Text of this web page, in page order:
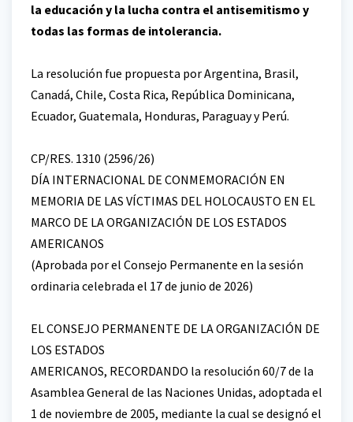
la educación y la lucha contra el antisemitismo y
todas las formas de intolerancia.
La resolución fue propuesta por Argentina, Brasil,
Canadá, Chile, Costa Rica, República Dominicana,
Ecuador, Guatemala, Honduras, Paraguay y Perú.
CP/RES. 1310 (2596/26)
DÍA INTERNACIONAL DE CONMEMORACIÓN EN
MEMORIA DE LAS VÍCTIMAS DEL HOLOCAUSTO EN EL
MARCO DE LA ORGANIZACIÓN DE LOS ESTADOS
AMERICANOS
(Aprobada por el Consejo Permanente en la sesión
ordinaria celebrada el 17 de junio de 2026)
EL CONSEJO PERMANENTE DE LA ORGANIZACIÓN DE
LOS ESTADOS
AMERICANOS, RECORDANDO la resolución 60/7 de la
Asamblea General de las Naciones Unidas, adoptada el
1 de noviembre de 2005, mediante la cual se designó el